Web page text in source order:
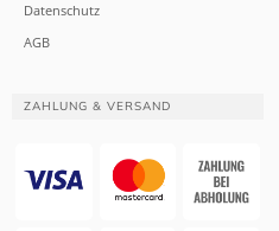
Datenschutz
AGB
ZAHLUNG & VERSAND